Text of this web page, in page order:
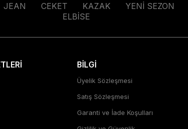
JEAN CEKET KAZAK YENİ SEZON
ELBİSE
BİLGİ
Üyelik Sözleşmesi
Satış Sözleşmesi
Garanti ve İade Koşulları